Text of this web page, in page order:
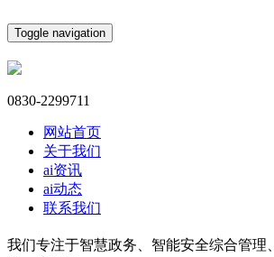
Toggle navigation
0830-2299711
网站首页
关于我们
ai资讯
ai动态
联系我们
我们专注于智慧政务、智能安全综合管理